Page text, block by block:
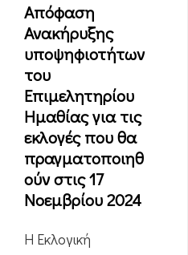
Απόφαση
Ανακήρυξης
υποψηφιοτήτων
του
Επιμελητηρίου
Ημαθίας για τις
εκλογές που θα
πραγματοποιηθ
ούν στις 17
Νοεμβρίου 2024
Η Εκλογική